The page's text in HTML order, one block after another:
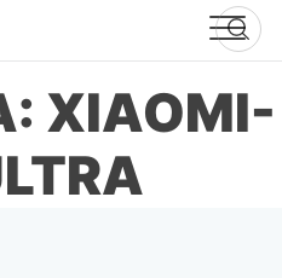
XIAOMI-